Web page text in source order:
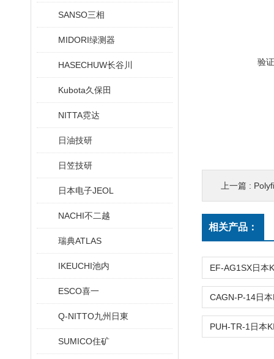
SANSO三相
MIDORI绿测器
HASECHUW长谷川
Kubota久保田
NITTA霓达
日油技研
日笠技研
日本电子JEOL
NACHI不二越
瑞典ATLAS
IKEUCHI池内
ESCO喜一
Q-NITTO九州日東
SUMICO住矿
验
上一篇 :
相关产品：